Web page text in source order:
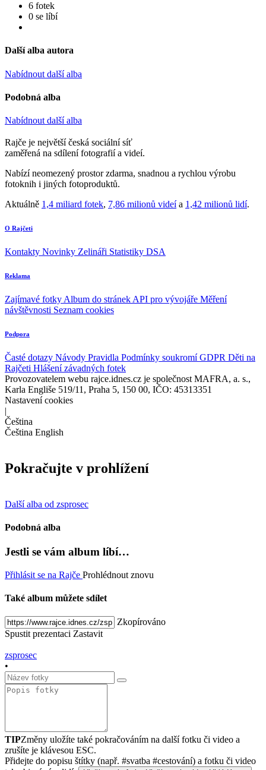
6 fotek
0 se líbí
Další alba autora
Nabídnout další alba
Podobná alba
Nabídnout další alba
Rajče je největší česká sociální síť
zaměřená na sdílení fotografií a videí.
Nabízí neomezený prostor zdarma, snadnou a rychlou výrobu
fotoknih i jiných fotoproduktů.
Aktuálně 1,4 miliard fotek, 7,86 milionů videía 1,42 milionů lidí.
O Rajčeti
Kontakty Novinky Zelináři Statistiky DSA
Reklama
Zajímavé fotky Album do stránek API pro vývojáře Měření
návštěvnosti Seznam cookies
Podpora
Časté dotazy Návody Pravidla Podmínky soukromíGDPR Děti na
Rajčeti Hlášení závadných fotek
Provozovatelem webu rajce.idnes.cz je společnost MAFRA, a. s.,
Karla Engliše 519/11, Praha 5, 150 00, IČO: 45313351
Nastavení cookies
|
Čeština
Čeština English
Pokračujte v prohlížení
Další alba od zsprosec
Podobná alba
Jestli se vám album líbí…
Přihlásit se na Rajče Prohlédnout znovu
Také album můžete sdílet
Zkopírováno
Spustit prezentaci Zastavit
zsprosec
•
TIPZměny uložíte také pokračováním na další fotku či video a
zrušíte je klávesou ESC.
Přidejte do popisu štítky (např. #svatba #cestování) a fotku či video